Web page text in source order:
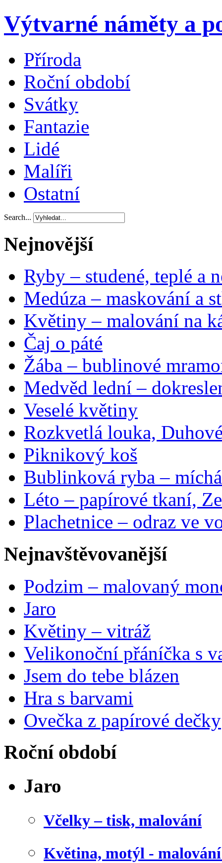
Výtvarné náměty a
Příroda
Roční období
Svátky
Fantazie
Lidé
Malíři
Ostatní
Search...
Nejnovější
Ryby – studené, teplé a
Medúza – maskování a
Květiny – malování na
Čaj o páté
Žába – bublinové
Medvěd lední –
Veselé květiny
Rozkvetlá louka,
Piknikový koš
Bublinková ryba –
Léto – papírové tkaní,
Plachetnice – odraz ve
Nejnavštěvovanější
Podzim – malovaný
Jaro
Květiny – vitráž
Velikonoční přáníčka s
Jsem do tebe blázen
Hra s barvami
Ovečka z papírové dečky
Roční období
Jaro
Včelky – tisk, malování
Květina, motýl -